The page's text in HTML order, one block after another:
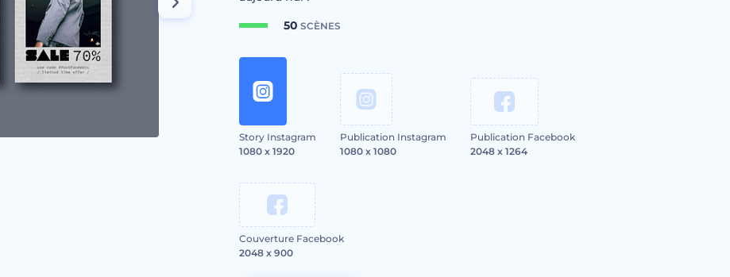
50 SCÈNES
Story Instagram
1080 x 1920
Publication Instagram
1080 x 1080
Publication Facebook
2048 x 1264
Couverture Facebook
2048 x 900